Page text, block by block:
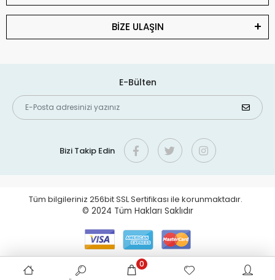
BİZE ULAŞIN
E-Bülten
Bizi Takip Edin
Tüm bilgileriniz 256bit SSL Sertifikası ile korunmaktadır.
© 2024 Tüm Hakları Saklıdır
0